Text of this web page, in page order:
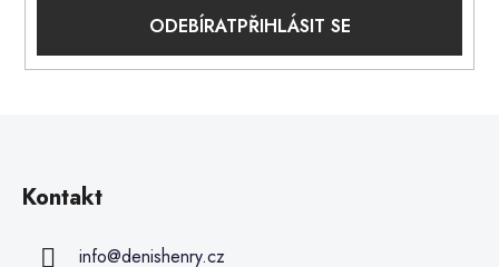
PŘIHLÁSIT SE
Kontakt
info@denishenry.cz